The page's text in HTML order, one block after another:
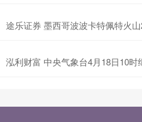
途乐证券 墨西哥波波卡特佩特火
泓利财富 中央气象台4月18日10